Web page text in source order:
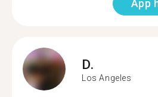
App
D.
Los Angeles